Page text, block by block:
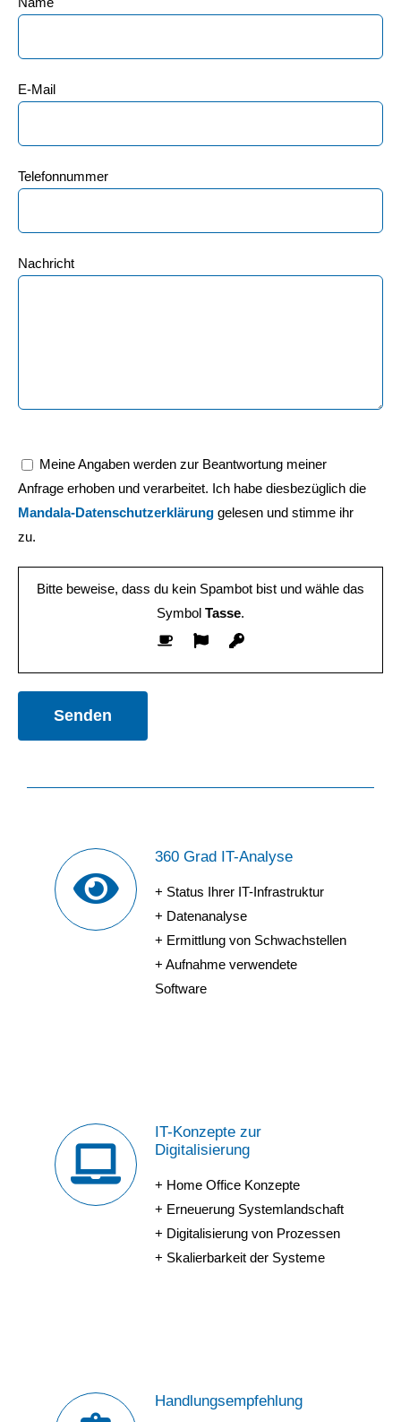
E-Mail
Telefonnummer
Nachricht
Meine Angaben werden zur Beantwortung meiner
Anfrage erhoben und verarbeitet. Ich habe diesbezüglich die
Mandala-Datenschutzerklärung gelesen und stimme ihr
zu.
Bitte beweise, dass du kein Spambot bist und wähle das
Symbol Tasse.
360 Grad IT-Analyse
+ Status Ihrer IT-Infrastruktur
+ Datenanalyse
+ Ermittlung von Schwachstellen
+ Aufnahme verwendete
Software
IT-Konzepte zur
Digitalisierung
+ Home Office Konzepte
+ Erneuerung Systemlandschaft
+ Digitalisierung von Prozessen
+ Skalierbarkeit der Systeme
Handlungsempfehlung